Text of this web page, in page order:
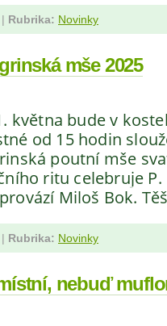
| Rubrika: Novinky
mše 2025
května bude v
od 15 hodin
poutní mše
ritu celebruje P.
Miloš Bok.
| Rubrika: Novinky
nebuď